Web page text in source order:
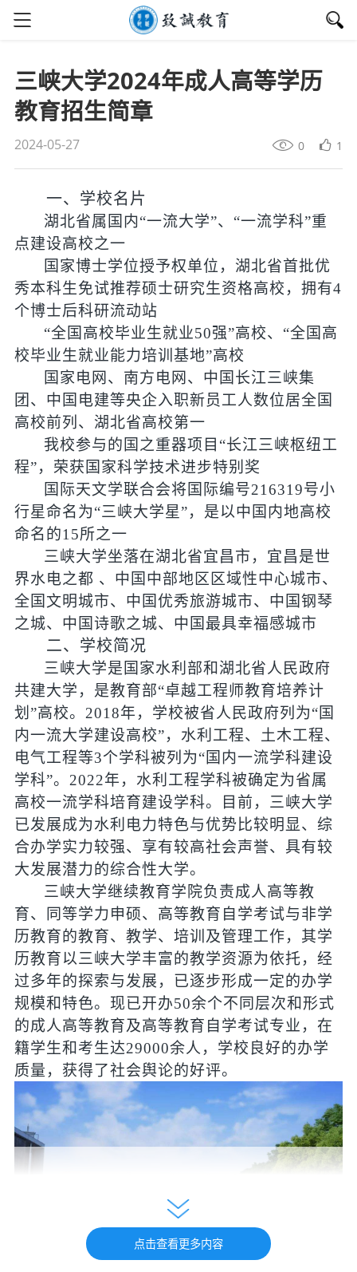
三峡大学2024年成人高等学历
教育招生简章
2024-05-27 0 1
一、 学校名片
湖北省属国内“一流大学”、“一流学科”重
点建设高校之一
国家博士学位授予权单位，湖北省首批优
秀本科生免试推荐硕士研究生资格高校，拥有4
个博士后科研流动站
“全国高校毕业生就业50强”高校、“全国高
校毕业生就业能力培训基地”高校
国家电网、南方电网、中国长江三峡集
团、中国电建等央企入职新员工人数位居全国
高校前列、湖北省高校第一
我校参与的国之重器项目“长江三峡枢纽工
程”，荣获国家科学技术进步特别奖
国际天文学联合会将国际编号216319号小
行星命名为“三峡大学星”，是以中国内地高校
命名的15所之一
三峡大学坐落在湖北省宜昌市，宜昌是世
界水电之都 、中国中部地区区域性中心城市、
全国文明城市、中国优秀旅游城市、中国钢琴
之城、中国诗歌之城、中国最具幸福感城市
二、学校简况
三峡大学是国家水利部和湖北省人民政府
共建大学，是教育部“卓越工程师教育培养计
划”高校。 2018年，学校被省人民政府列为“国
内一流大学建设高校”，水利工程、土木工程、
电气工程等3个学科被列为“国内一流学科建设
学科”。 2022年，水利工程学科被确定为省属
高校一流学科培育建设学科。目前，三峡大学
已发展成为水利电力特色与优势比较明显、综
合办学实力较强、享有较高社会声誉、具有较
大发展潜力的综合性大学。
三峡大学继续教育学院负责成人高等教
育、同等学力申硕、高等教育自学考试与非学
历教育的教育、教学、培训及管理工作，其学
历教育以三峡大学丰富的教学资源为依托，经
过多年的探索与发展，已逐步形成一定的办学
规模和特色。现已开办50余个不同层次和形式
的成人高等教育及高等教育自学考试专业，在
籍学生和考生达29000余人，学校良好的办学
质量，获得了社会舆论的好评。
点击查看更多内容